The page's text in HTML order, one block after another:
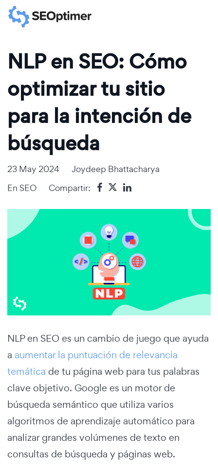
NLP en SEO: Cómo
optimizar tu sitio
para la intención de
búsqueda
23 May 2024
Joydeep Bhattacharya
En SEO Compartir:
NLP en SEO es un cambio de juego que ayuda
a aumentar la puntuación de relevancia
temática de tu página web para tus palabras
clave objetivo. Google es un motor de
búsqueda semántico que utiliza varios
algoritmos de aprendizaje automático para
analizar grandes volúmenes de texto en
consultas de búsqueda y páginas web.